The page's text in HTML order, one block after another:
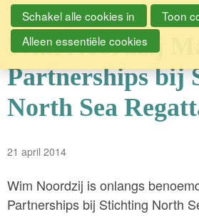
Wim Noordzij
Partnerships bij
North Sea
21 april 2014
Wim Noordzij is onlangs
Partnerships bij Stichting North
Schakel alle cookies in
Toon
Alleen essentiële cookies